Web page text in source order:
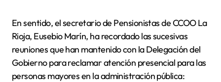
En sentido, el secretario de Pensionistas de CCOO La
Rioja, Eusebio Marín, ha recordado las sucesivas
reuniones que han mantenido con la Delegación del
Gobierno para reclamar atención presencial para las
personas mayores en la administración pública: